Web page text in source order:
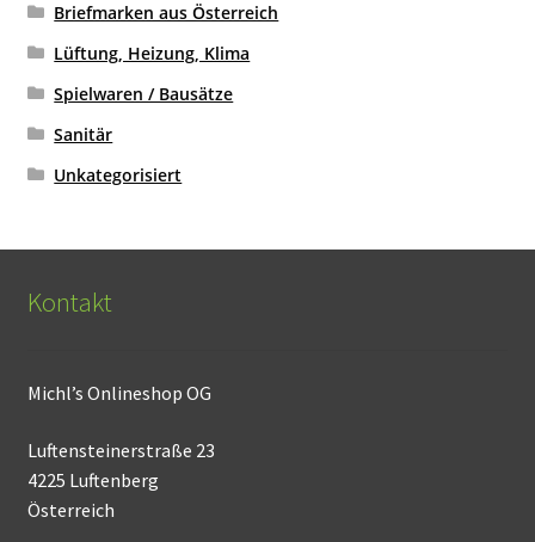
Briefmarken aus Österreich
Lüftung, Heizung, Klima
Spielwaren / Bausätze
Sanitär
Unkategorisiert
Kontakt
Michl’s Onlineshop OG
Luftensteinerstraße 23
4225 Luftenberg
Österreich